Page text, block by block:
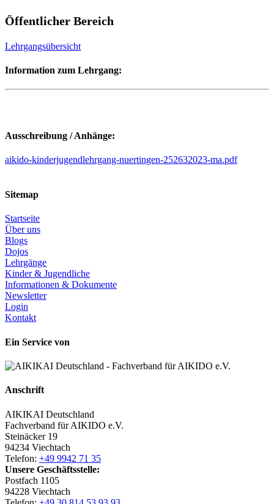
Öffentlicher Bereich
Lehrgangsübersicht
Information zum Lehrgang:
Ausschreibung / Anhänge:
aikido-kinderjugendlehrgang-nuertingen-252632023-ma.pdf
Sitemap
Startseite
Über uns
Blogs
Dojos
Lehrgänge
Kinder & Jugendliche
Informationen & Dokumente
Newsletter
Login
Kontakt
Ein Service von
Anschrift
AIKIKAI Deutschland
Fachverband für AIKIDO e.V.
Steinäcker 19
94234 Viechtach
Telefon: +49 9942 71 35
Unsere Geschäftsstelle:
Postfach 1105
94228 Viechtach